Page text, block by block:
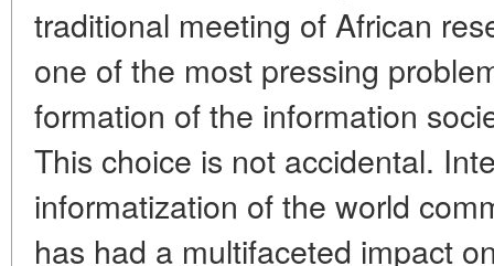
traditional meeting of African
one of the most pressing
formation of the information
This choice is not accidental.
informatization of the world
has had a multifaceted impact